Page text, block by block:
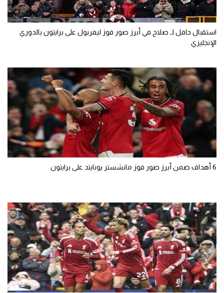
استقبال حافل لـ صلاح في أبرز صور فوز ليفربول على برايتون بالدوري
الإنجليزي
6 أهداف ضمن أبرز صور فوز مانشستر يونايتد على برايتون